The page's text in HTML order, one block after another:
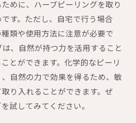
めに、ハーブピーリングを取り
す。ただし、自宅で行う場合
類や使用方法に注意が必要で
は、自然が持つ力を活用すること
とができます。化学的なピーリ
自然の力で効果を得るため、敏
り入れることができます。ぜ
試してみてください。